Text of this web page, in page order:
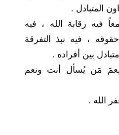
المتبادل .
فيه رقابة الله ، فيه
، فيه نبذ التفرقة
بين أفراده .
نِعمَ مَن يُسأل أنت ونعم
الله .